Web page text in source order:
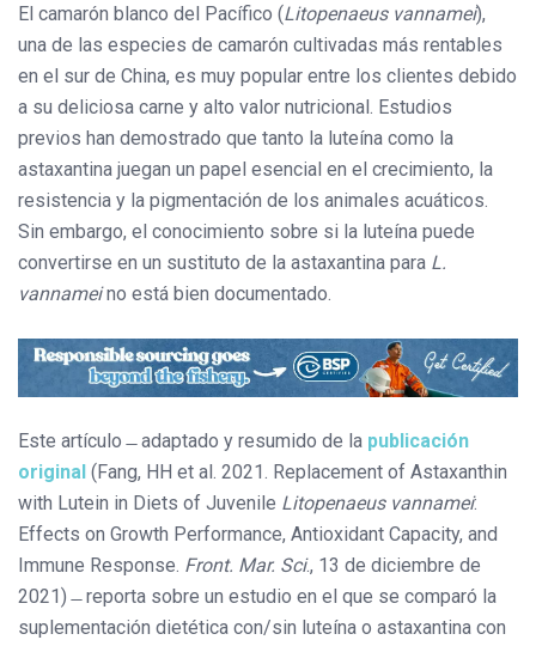
El camarón blanco del Pacífico (Litopenaeus vannamei),
una de las especies de camarón cultivadas más rentables
en el sur de China, es muy popular entre los clientes debido
a su deliciosa carne y alto valor nutricional. Estudios
previos han demostrado que tanto la luteína como la
astaxantina juegan un papel esencial en el crecimiento, la
resistencia y la pigmentación de los animales acuáticos.
Sin embargo, el conocimiento sobre si la luteína puede
convertirse en un sustituto de la astaxantina para L.
vannameino está bien documentado.
Este artículo ̶ adaptado y resumido de la publicación
original (Fang, HH et al. 2021. Replacement of Astaxanthin
with Lutein in Diets of Juvenile Litopenaeus vannamei:
Effects on Growth Performance, Antioxidant Capacity, and
Immune Response. Front. Mar. Sci., 13 de diciembre de
2021) ̶ reporta sobre un estudio en el que se comparó la
suplementación dietética con/sin luteína o astaxantina con